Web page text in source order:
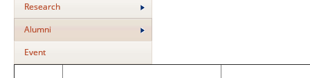
Research
Alumni
Event